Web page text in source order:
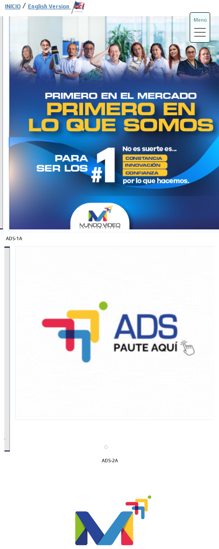
ADS-1A
ADS-2A
Menú
INICIO / English Version
ADS-3A
ADS-3B